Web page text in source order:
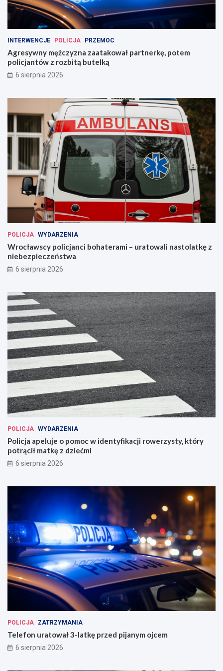
INTERWENCJE POLICJA PRZEMOC
Agresywny mężczyzna zaatakował partnerkę, potem
policjantów z rozbitą butelką
6 sierpnia 2026
POLICJA WYDARZENIA
Wrocławscy policjanci bohaterami – uratowali nastolatkę z
niebezpieczeństwa
6 sierpnia 2026
POLICJA WYDARZENIA
Policja apeluje o pomoc w identyfikacji rowerzysty, który
potrącił matkę z dziećmi
6 sierpnia 2026
POLICJA ZATRZYMANIA
Telefon uratował 3-latkę przed pijanym ojcem
6 sierpnia 2026